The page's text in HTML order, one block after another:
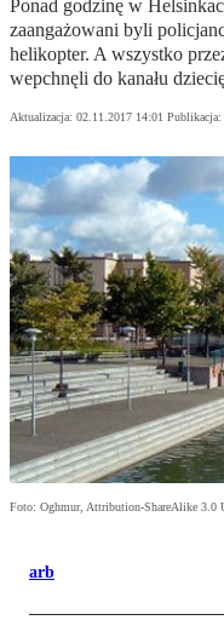
Ponad godzinę w
zaangażowani byli
helikopter. A wszystko
wepchnęli do kanału
Aktualizacja: 02.11.2017 14:01 Publikacja:
Foto: Oghmur, Attribution-ShareAlike 3.0
arb